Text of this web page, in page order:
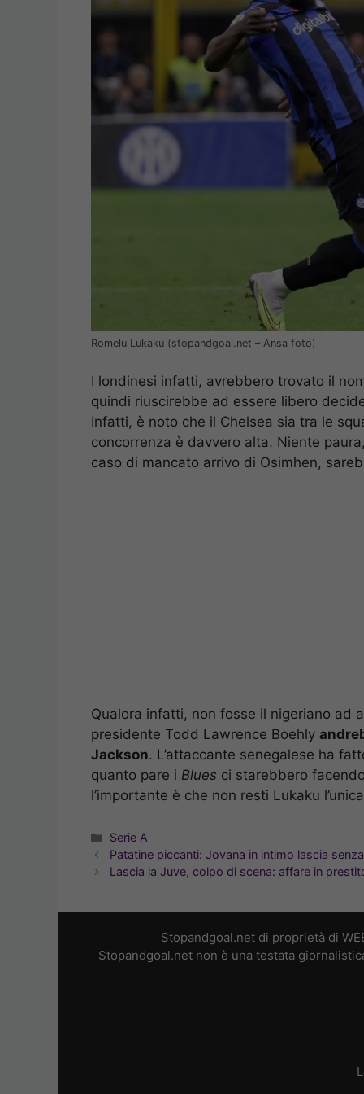
Romelu Lukaku (stopandgoal.net – Ansa foto)
I londinesi infatti, avrebbero trovato il
quindi riuscirebbe ad essere libero
Infatti, è noto che il Chelsea sia tra le
concorrenza è davvero alta. Niente
caso di mancato arrivo di Osimhen,
Qualora infatti, non fosse il nigeriano ad
presidente Todd Lawrence Boehly
Jackson. L’attaccante senegalese ha
quanto pare i Blues ci starebbero
l’importante è che non resti Lukaku
Categorie
Serie A
Patatine piccanti: Jovana in intimo lascia
Lascia la Juve, colpo di scena: affare in
Stopandgoal.net di proprietà di
Stopandgoal.net non è una testata